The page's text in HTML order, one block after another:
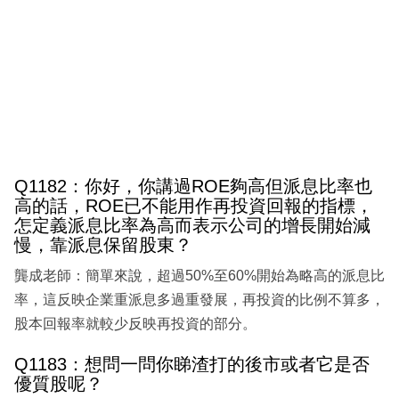
Q1182：你好，你講過ROE夠高但派息比率也
高的話，ROE已不能用作再投資回報的指標，
怎定義派息比率為高而表示公司的增長開始減
慢，靠派息保留股東？
龔成老師：簡單來說，超過50%至60%開始為略高的派息比
率，這反映企業重派息多過重發展，再投資的比例不算多，
股本回報率就較少反映再投資的部分。
Q1183：想問一問你睇渣打的後市或者它是否
優質股呢？